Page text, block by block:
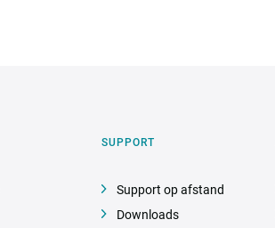
SUPPORT
Support op afstand
Downloads